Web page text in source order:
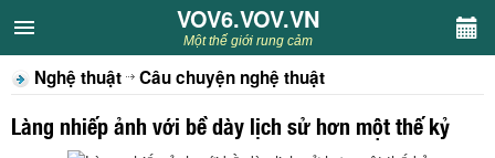
VOV6.VOV.VN
CHUYÊN MỤC
Khách VOV6
VOV6.VOV.VN
Một thế giới rung cảm
Nghệ thuật Câu chuyện nghệ thuật
Làng nhiếp ảnh với bề dày lịch sử hơn một thế kỷ